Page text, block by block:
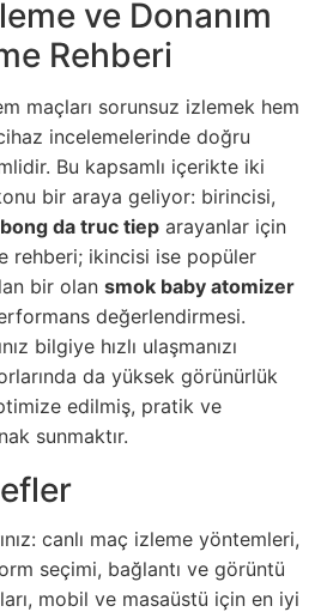
ve Donanım
Rehberi
maçları sorunsuz izlemek hem
incelemelerinde doğru
Bu kapsamlı içerikte iki
bir araya geliyor: birincisi,
da truc tiep arayanlar için
rehberi; ikincisi ise popüler
bir olan smok baby atomizer
değerlendirmesi.
bilgiye hızlı ulaşmanızı
da yüksek görünürlük
edilmiş, pratik ve
sunmaktır.
canlı maç izleme yöntemleri,
seçimi, bağlantı ve görüntü
mobil ve masaüstü için en iyi